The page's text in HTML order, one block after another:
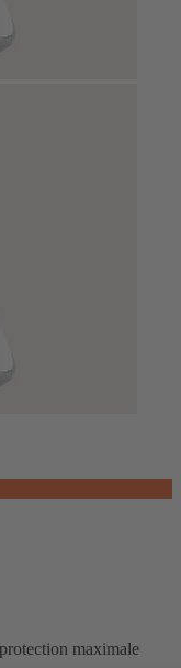
maximale